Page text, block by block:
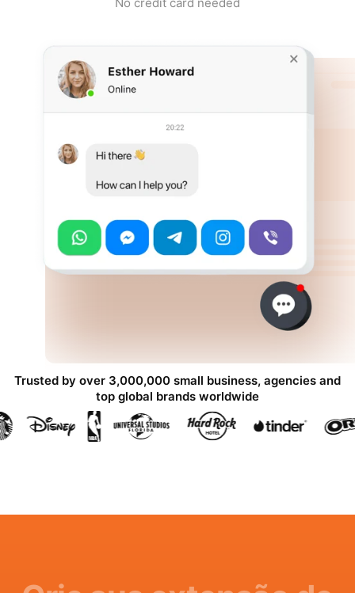
Trusted by over 3,000,000 small business, agencies and
top global brands worldwide